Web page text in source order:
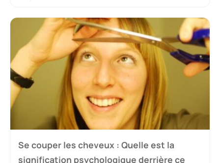
Se couper les cheveux : Quelle est la
signification psychologique derrière ce